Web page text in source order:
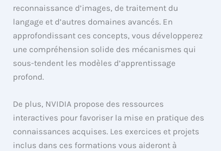
reconnaissance d’images, de traitement du
langage et d’autres domaines avancés. En
approfondissant ces concepts, vous développerez
une compréhension solide des mécanismes qui
sous-tendent les modèles d’apprentissage
profond.
De plus, NVIDIA propose des ressources
interactives pour favoriser la mise en pratique des
connaissances acquises. Les exercices et projets
inclus dans ces formations vous aideront à